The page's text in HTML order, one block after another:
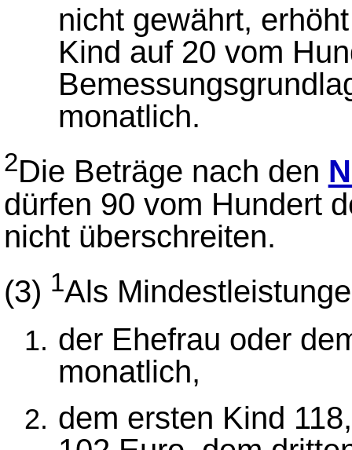
nicht gewährt,
Kind auf 20 vom
monatlich.
2Die Beträge nach den
dürfen 90 vom Hundert
nicht überschreiten.
(3) 1Als
der Ehefrau oder
monatlich,
dem ersten Kind